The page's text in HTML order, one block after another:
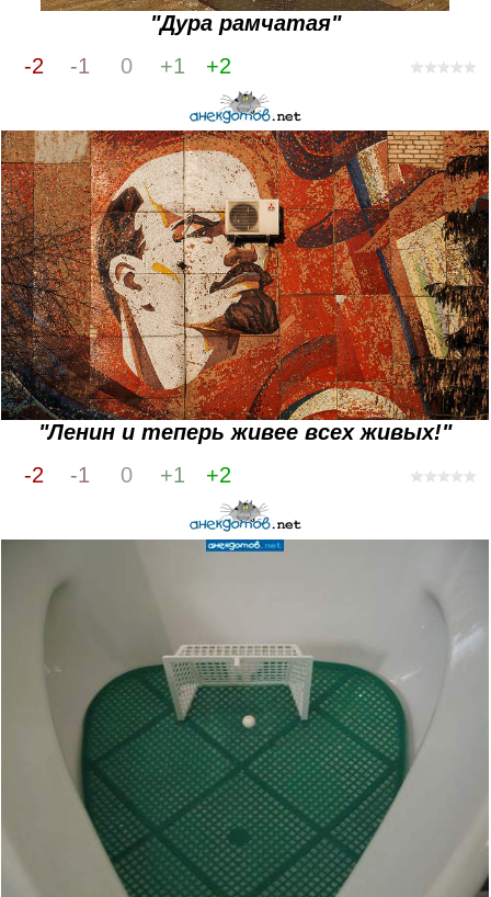
"Дура рамчатая"
-2
-1 0 +1 +2
"Ленин и теперь живее всех живых!"
-2
-1 0 +1 +2